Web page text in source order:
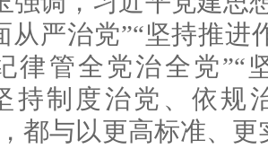
从严治党”“坚持推进
律管全党治全党”“
持制度治党、依规
都与以更高标准、